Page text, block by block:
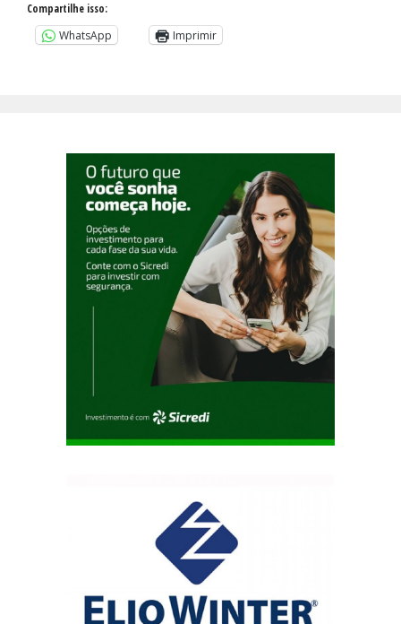
Compartilhe isso:
WhatsApp
Imprimir